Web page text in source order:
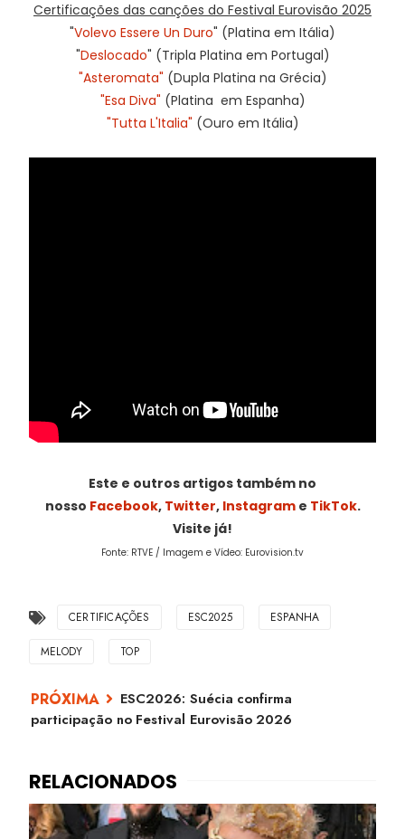
Certificações das canções do Festival Eurovisão 2025
"Volevo Essere Un Duro" (Platina em Itália)
"Deslocado" (Tripla Platina em Portugal)
"Asteromata" (Dupla Platina na Grécia)
"Esa Diva" (Platina em Espanha)
"Tutta L'Italia" (Ouro em Itália)
Este e outros artigos também no
nosso Facebook, Twitter, Instagrame TikTok.
Visite já!
Fonte: RTVE / Imagem e Vídeo: Eurovision.tv
CERTIFICAÇÕES ESC2025 ESPANHA
MELODY TOP
ESC2026: Suécia confirma
participação no Festival Eurovisão 2026